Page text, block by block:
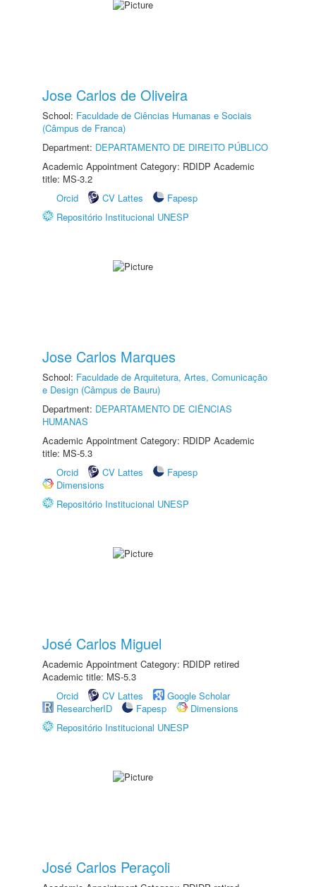
Jose Carlos de Oliveira
School: Faculdade de Ciências Humanas e Sociais
(Câmpus de Franca)
Department: DEPARTAMENTO DE DIREITO PÚBLICO
Academic Appointment Category: RDIDP Academic
title: MS-3.2
Orcid
CV Lattes
Fapesp
Repositório Institucional UNESP
Jose Carlos Marques
School: Faculdade de Arquitetura, Artes, Comunicação
e Design (Câmpus de Bauru)
Department: DEPARTAMENTO DE CIÊNCIAS
HUMANAS
Academic Appointment Category: RDIDP Academic
title: MS-5.3
Orcid
CV Lattes
Fapesp
Dimensions
Repositório Institucional UNESP
José Carlos Miguel
Academic Appointment Category: RDIDP retired
Academic title: MS-5.3
Orcid
CV Lattes
Google Scholar
ResearcherID
Fapesp
Dimensions
Repositório Institucional UNESP
José Carlos Peraçoli